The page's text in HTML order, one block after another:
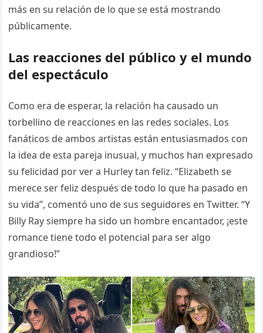
más en su relación de lo que se está mostrando
públicamente.
Las reacciones del público y el mundo
del espectáculo
Como era de esperar, la relación ha causado un
torbellino de reacciones en las redes sociales. Los
fanáticos de ambos artistas están entusiasmados con
la idea de esta pareja inusual, y muchos han expresado
su felicidad por ver a Hurley tan feliz. “Elizabeth se
merece ser feliz después de todo lo que ha pasado en
su vida”, comentó uno de sus seguidores en Twitter. “Y
Billy Ray siempre ha sido un hombre encantador, ¡este
romance tiene todo el potencial para ser algo
grandioso!”